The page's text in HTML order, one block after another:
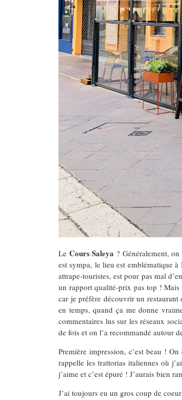
Le Cours Saleya ? Généralement,
est sympa, le lieu est emblématique à
attrape-touristes, est pour pas mal
un rapport qualité-prix pas top !
car je préfère découvrir un
en temps, quand ça me donne
commentaires lus sur les réseaux
de fois et on l’a recommandé autour
Première impression, c’est beau !
rappelle les trattorias italiennes où
j’aime et c’est épuré ! J’aurais bien
J’ai toujours eu un gros coup de